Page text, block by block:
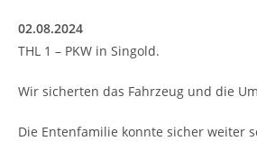
02.08.2024
THL 1 – PKW in Singold.
Wir sicherten das Fahrzeug und die
Die Entenfamilie konnte sicher weiter